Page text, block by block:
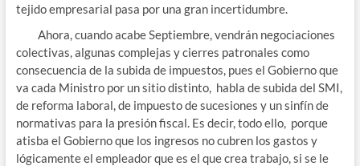
tejido empresarial pasa por una gran incertidumbre.
Ahora, cuando acabe Septiembre, vendrán negociaciones
colectivas, algunas complejas y cierres patronales como
consecuencia de la subida de impuestos, pues el Gobierno que
va cada Ministro por un sitio distinto, habla de subida del SMI,
de reforma laboral, de impuesto de sucesiones y un sinfín de
normativas para la presión fiscal. Es decir, todo ello, porque
atisba el Gobierno que los ingresos no cubren los gastos y
lógicamente el empleador que es el que crea trabajo, si se le